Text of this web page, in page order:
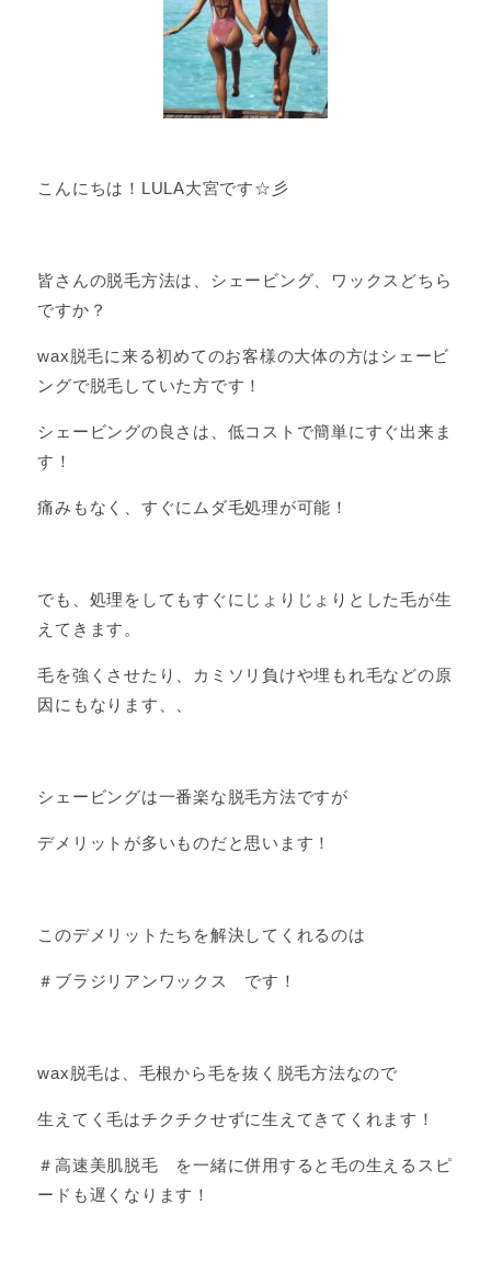
こんにちは！LULA大宮です☆彡
皆さんの脱毛方法は、シェービング、ワックスどちら
ですか？
wax脱毛に来る初めてのお客様の大体の方はシェービ
ングで脱毛していた方です！
シェービングの良さは、低コストで簡単にすぐ出来ま
す！
痛みもなく、すぐにムダ毛処理が可能！
でも、処理をしてもすぐにじょりじょりとした毛が生
えてきます。
毛を強くさせたり、カミソリ負けや埋もれ毛などの原
因にもなります、、
シェービングは一番楽な脱毛方法ですが
デメリットが多いものだと思います！
このデメリットたちを解決してくれるのは
＃ブラジリアンワックス です！
wax脱毛は、毛根から毛を抜く脱毛方法なので
生えてく毛はチクチクせずに生えてきてくれます！
＃高速美肌脱毛 を一緒に併用すると毛の生えるスピ
ードも遅くなります！